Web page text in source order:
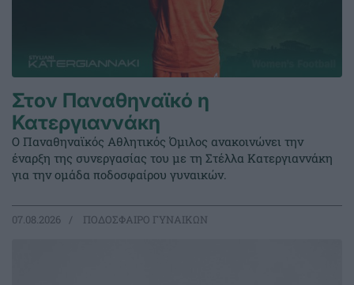
Στον Παναθηναϊκό η
Κατεργιαννάκη
Ο Παναθηναϊκός Αθλητικός Όμιλος ανακοινώνει την
έναρξη της συνεργασίας του με τη Στέλλα Κατεργιαννάκη
για την ομάδα ποδοσφαίρου γυναικών.
07.08.2026 ΠΟΔΟΣΦΑΙΡΟ ΓΥΝΑΙΚΩΝ